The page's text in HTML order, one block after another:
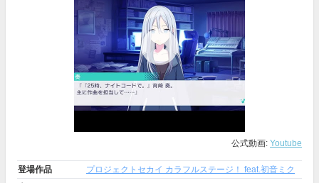
公式動画: Youtube
登場作品
プロジェクトセカイ カラフルステージ！ feat.初音ミク